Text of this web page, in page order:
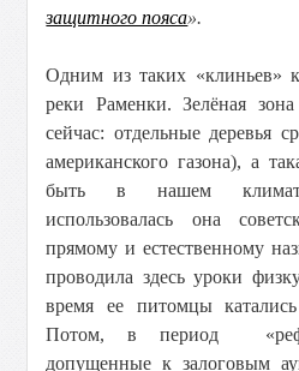
защитного пояса».
Одним из таких «клиньев»
реки Раменки. Зелёная
сейчас: отдельные деревья
американского газона), а
быть в нашем
использовалась она
прямому и естественному
проводила здесь уроки
время ее питомцы
Потом, в период
допущенные к залоговым